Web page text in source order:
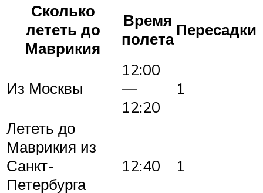
Сколько
лететь до
Маврикия
Время
полетаПересадки
Из Москвы
12:00
—
12:20
1
Лететь до
Маврикия из
Санкт-
Петербурга
12:40 1